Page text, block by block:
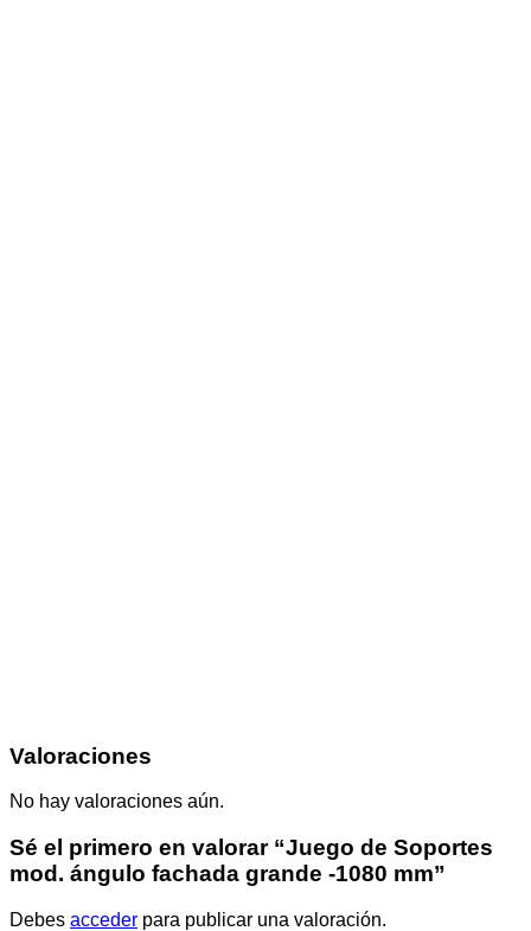
Valoraciones
No hay valoraciones aún.
Sé el primero en valorar “Juego de Soportes
mod. ángulo fachada grande -1080 mm”
Debes acceder para publicar una valoración.